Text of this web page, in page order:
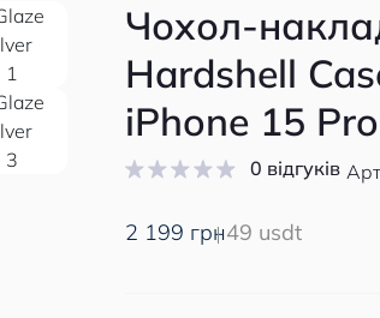
Чохол-
Hardshell
iPhone 15
0 відгуків
2 199 грн49 usdt